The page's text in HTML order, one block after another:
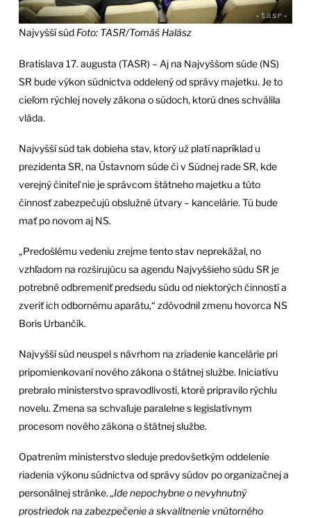
Najvyšší súd Foto: TASR/Tomáš Halász
Bratislava 17. augusta (TASR) – Aj na Najvyššom súde (NS)
SR bude výkon súdnictva oddelený od správy majetku. Je to
cieľom rýchlej novely zákona o súdoch, ktorú dnes schválila
vláda.
Najvyšší súd tak dobieha stav, ktorý už platí napríklad u
prezidenta SR, na Ústavnom súde či v Súdnej rade SR, kde
verejný činiteľ nie je správcom štátneho majetku a túto
činnosť zabezpečujú obslužné útvary – kancelárie. Tú bude
mať po novom aj NS.
„Predošlému vedeniu zrejme tento stav neprekážal, no
vzhľadom na rozširujúcu sa agendu Najvyššieho súdu SR je
potrebné odbremeniť predsedu súdu od niektorých činností a
zveriť ich odbornému aparátu,“ zdôvodnil zmenu hovorca NS
Boris Urbančík.
Najvyšší súd neuspel s návrhom na zriadenie kancelárie pri
pripomienkovaní nového zákona o štátnej službe. Iniciatívu
prebralo ministerstvo spravodlivosti, ktoré pripravilo rýchlu
novelu. Zmena sa schvaľuje paralelne s legislatívnym
procesom nového zákona o štátnej službe.
Opatrením ministerstvo sleduje predovšetkým oddelenie
riadenia výkonu súdnictva od správy súdov po organizačnej a
personálnej stránke. „Ide nepochybne o nevyhnutný
prostriedok na zabezpečenie a skvalitnenie vnútorného